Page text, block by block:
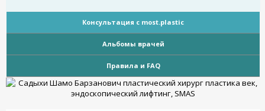
Консультация с most.plastic
Альбомы врачей
Правила и FAQ